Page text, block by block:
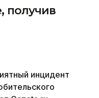
получив
инцидент